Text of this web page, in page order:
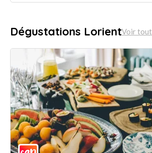
Dégustations LorientVoir tout